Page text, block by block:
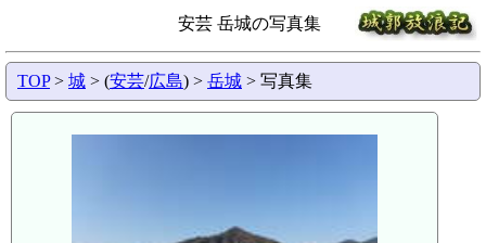
安芸 岳城の写真集
TOP> 城 > (安芸/広島) > 岳城 > 写真集